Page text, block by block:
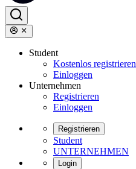
Student
Kostenlos registrieren
Einloggen
Unternehmen
Registrieren
Einloggen
Registrieren
Student
UNTERNEHMEN
Login